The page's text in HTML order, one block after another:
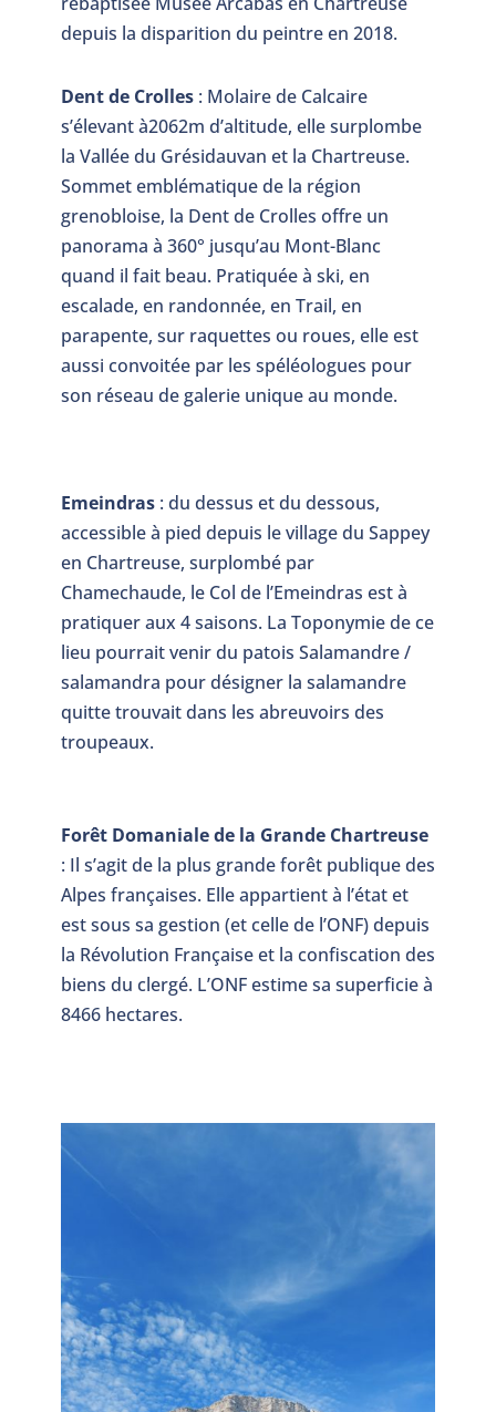
depuis la disparition du peintre en 2018.
Dent de Crolles: Molaire de Calcaire
s’élevant à2062m d’altitude, elle surplombe
la Vallée du Grésidauvan et la Chartreuse.
Sommet emblématique de la région
grenobloise, la Dent de Crolles offre un
panorama à 360° jusqu’au Mont-Blanc
quand il fait beau. Pratiquée à ski, en
escalade, en randonnée, en Trail, en
parapente, sur raquettes ou roues, elle est
aussi convoitée par les spéléologues pour
son réseau de galerie unique au monde.
Emeindras: du dessus et du dessous,
accessible à pied depuis le village du Sappey
en Chartreuse, surplombé par
Chamechaude, le Col de l’Emeindras est à
pratiquer aux 4 saisons. La Toponymie de ce
lieu pourrait venir du patois Salamandre /
salamandra pour désigner la salamandre
quitte trouvait dans les abreuvoirs des
troupeaux.
Forêt Domaniale de la Grande Chartreuse
: Il s’agit de la plus grande forêt publique des
Alpes françaises. Elle appartient à l’état et
est sous sa gestion (et celle de l’ONF) depuis
la Révolution Française et la confiscation des
biens du clergé. L’ONF estime sa superficie à
8466 hectares.